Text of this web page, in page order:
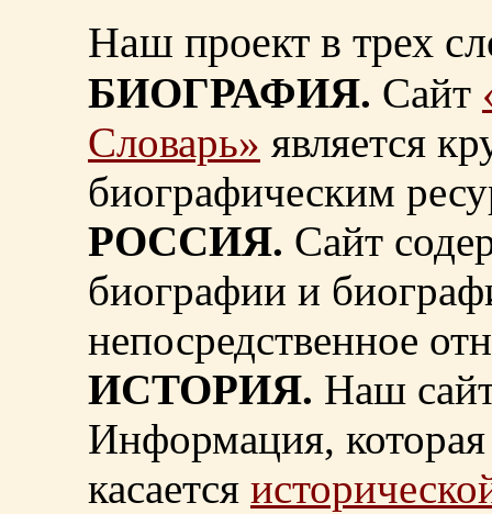
Наш проект в трех
БИОГРАФИЯ. Сайт
Словарь» является
биографическим
РОССИЯ. Сайт
биографии и
непосредственное
ИСТОРИЯ. Наш
Информация, которая
касается